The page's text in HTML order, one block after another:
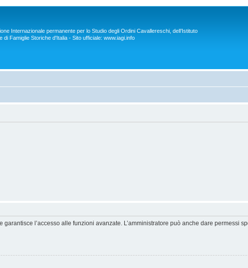
Internazionale permanente per lo Studio degli Ordini Cavallereschi, dell’Istituto
di Famiglie Storiche d'Italia - Sito ufficiale: www.iagi.info
l’accesso alle funzioni avanzate. L’amministratore può anche dare permessi